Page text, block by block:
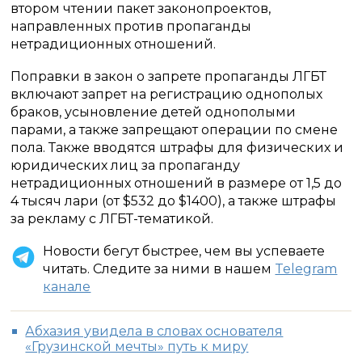
втором чтении пакет законопроектов,
направленных против пропаганды
нетрадиционных отношений.
Поправки в закон о запрете пропаганды ЛГБТ
включают запрет на регистрацию однополых
браков, усыновление детей однополыми
парами, а также запрещают операции по смене
пола. Также вводятся штрафы для физических и
юридических лиц за пропаганду
нетрадиционных отношений в размере от 1,5 до
4 тысяч лари (от $532 до $1400), а также штрафы
за рекламу с ЛГБТ-тематикой.
Новости бегут быстрее, чем вы успеваете
читать. Следите за ними в нашем Telegram
канале
Абхазия увидела в словах основателя
«Грузинской мечты» путь к миру